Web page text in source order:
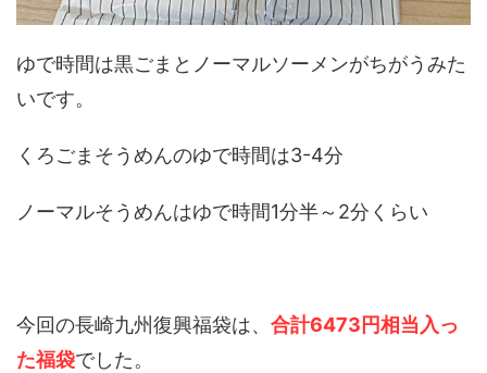
ゆで時間は黒ごまとノーマルソーメンがちがうみた
いです。
くろごまそうめんのゆで時間は3-4分
ノーマルそうめんはゆで時間1分半～2分くらい
今回の長崎九州復興福袋は、 合計6473円相当入っ
た福袋でした。